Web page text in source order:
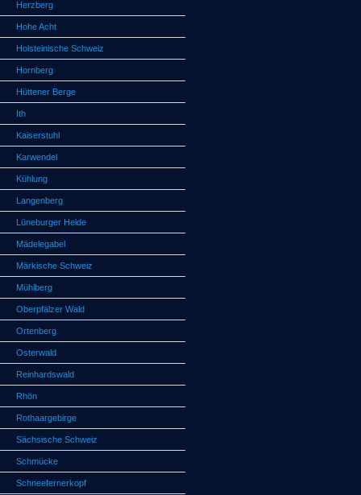
Herzberg
Hohe Acht
Holsteinische Schweiz
Hornberg
Hüttener Berge
Ith
Kaiserstuhl
Karwendel
Kühlung
Langenberg
Lüneburger Heide
Mädelegabel
Märkische Schweiz
Mühlberg
Oberpfälzer Wald
Ortenberg
Osterwald
Reinhardswald
Rhön
Rothaargebirge
Sächsische Schweiz
Schmücke
Schneefernerkopf